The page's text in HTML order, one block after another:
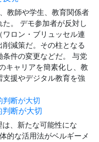
教師や学生、教育関係者
。 デモ参加者が反対し
ロン・ブリュッセル連
減策だ。その柱となる
件の変更などだ。 与党
キャリアを簡素化し、教
援やデジタル教育を強
断が大切
、新たな可能性にな
的な活用法がベルギーメ